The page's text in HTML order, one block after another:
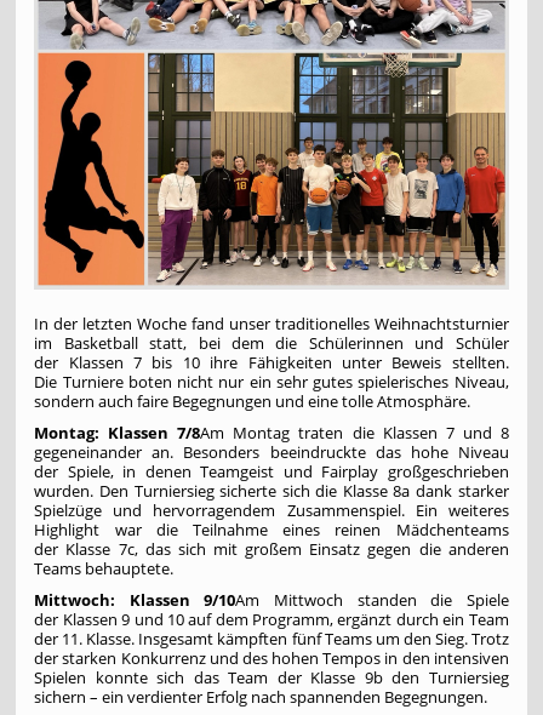
In der letzten Woche fand unser traditionelles Weihnachtsturnier
im Basketball statt, bei dem die Schülerinnen und Schüler
der Klassen 7 bis 10 ihre Fähigkeiten unter Beweis stellten.
Die Turniere boten nicht nur ein sehr gutes spielerisches Niveau,
sondern auch faire Begegnungen und eine tolle Atmosphäre.
Montag: Klassen 7/8Am Montag traten die Klassen 7 und 8
gegeneinander an. Besonders beeindruckte das hohe Niveau
der Spiele, in denen Teamgeist und Fairplay großgeschrieben
wurden. Den Turniersieg sicherte sich die Klasse 8a dank starker
Spielzüge und hervorragendem Zusammenspiel. Ein weiteres
Highlight war die Teilnahme eines reinen Mädchenteams
der Klasse 7c, das sich mit großem Einsatz gegen die anderen
Teams behauptete.
Mittwoch: Klassen 9/10Am Mittwoch standen die Spiele
der Klassen 9 und 10 auf dem Programm, ergänzt durch ein Team
der 11. Klasse. Insgesamt kämpften fünf Teams um den Sieg. Trotz
der starken Konkurrenz und des hohen Tempos in den intensiven
Spielen konnte sich das Team der Klasse 9b den Turniersieg
sichern – ein verdienter Erfolg nach spannenden Begegnungen.